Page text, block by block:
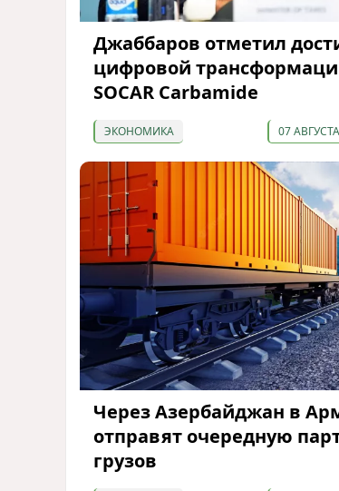
Джаббаров отметил
цифровой
SOCAR Carbamide
ЭКОНОМИКА 07
Через Азербайджан в
отправят очередную
грузов